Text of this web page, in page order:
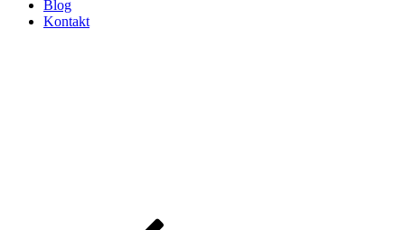
Blog
Kontakt